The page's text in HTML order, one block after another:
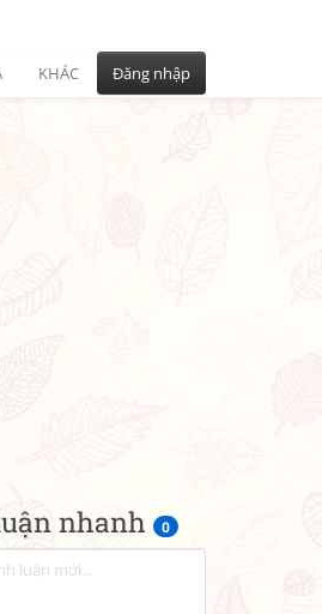
KHÁC Đăng nhập
nhanh 0